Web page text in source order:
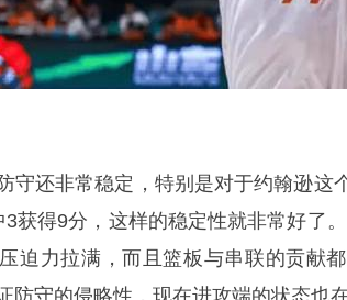
守还非常稳定，特别是对于约翰逊这
获得9分，这样的稳定性就非常好了
迫力拉满，而且篮板与串联的贡献
防守的侵略性，现在进攻端的状态也